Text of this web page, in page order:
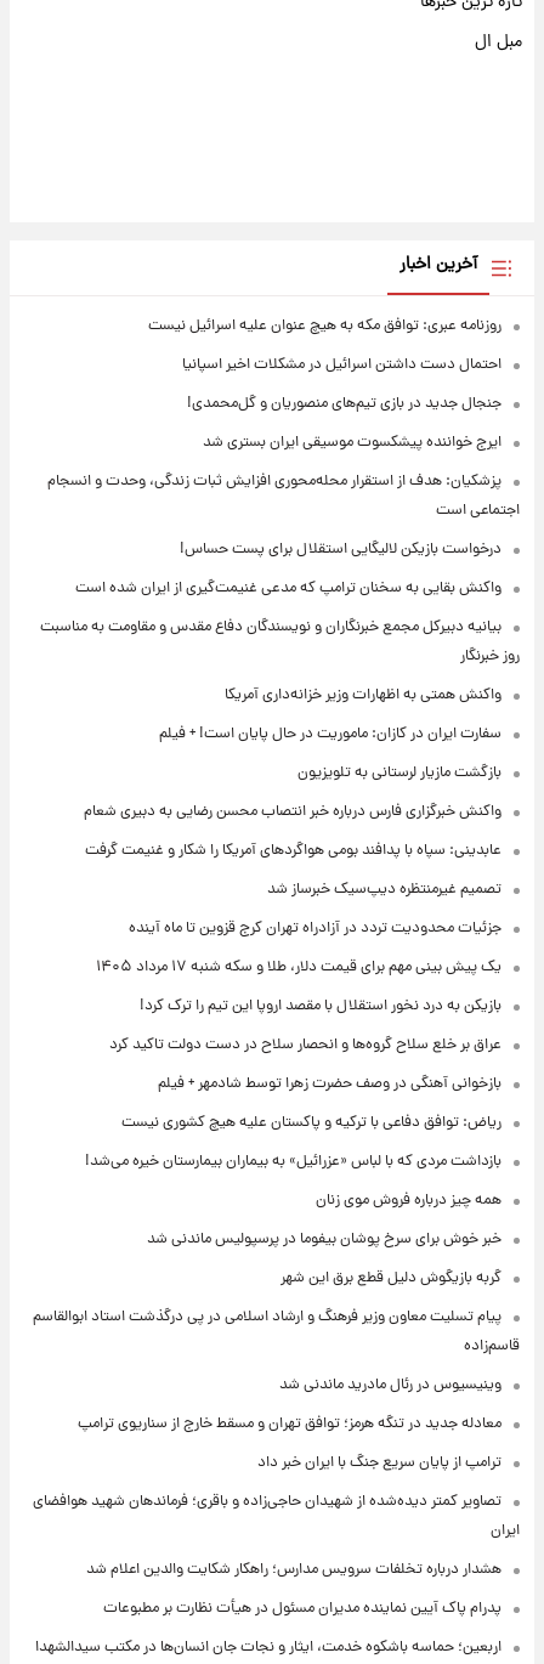
مبل ال
آخرین اخبار
روزنامه عبری: توافق مکه به هیچ عنوان علیه اسرائیل نیست
احتمال دست داشتن اسرائیل در مشکلات اخیر اسپانیا
جنجال جدید در بازی تیم‌های منصوریان و گل‌محمدی!
ایرج خواننده پیشکسوت موسیقی ایران بستری شد
پزشکیان: هدف از استقرار محله‌محوری افزایش ثبات زندگی، وحدت و انسجام
اجتماعی است
درخواست بازیکن لالیگایی استقلال برای پست حساس!
واکنش بقایی به سخنان ترامپ که مدعی غنیمت‌گیری از ایران شده است
بیانیه دبیرکل مجمع خبرنگاران و نویسندگان دفاع مقدس و مقاومت به مناسبت
روز خبرنگار
واکنش همتی به اظهارات وزیر خزانه‌داری آمریکا
سفارت ایران در کازان: ماموریت در حال پایان است! + فیلم
بازگشت مازیار لرستانی به تلویزیون
واکنش خبرگزاری فارس درباره خبر انتصاب محسن رضایی به دبیری شعام
عابدینی: سپاه با پدافند بومی هواگردهای آمریکا را شکار و غنیمت گرفت
تصمیم غیرمنتظره دیپ‌سیک خبرساز شد
جزئیات محدودیت تردد در آزادراه تهران کرج قزوین تا ماه آینده
یک پیش ‌بینی مهم برای قیمت دلار، طلا و سکه شنبه ۱۷ مرداد ۱۴۰۵
بازیکن به درد نخور استقلال با مقصد اروپا این تیم را ترک کرد!
عراق بر خلع سلاح گروه‌ها و انحصار سلاح در دست دولت تاکید کرد
بازخوانی آهنگی در وصف حضرت زهرا توسط شادمهر + فیلم
ریاض: توافق دفاعی با ترکیه و پاکستان علیه هیچ کشوری نیست
بازداشت مردی که با لباس «عزرائیل» به بیماران بیمارستان خیره می‌شد!
همه چیز درباره فروش موی زنان
خبر خوش برای سرخ پوشان بیفوما در پرسپولیس ماندنی شد
گربه بازیگوش دلیل قطع برق این شهر
پیام تسلیت معاون وزیر فرهنگ و ارشاد اسلامی در پی درگذشت استاد ابوالقاسم
قاسم‌زاده
وینیسیوس در رئال مادرید ماندنی شد
معادله جدید در تنگه هرمز؛ توافق تهران و مسقط خارج از سناریوی ترامپ
ترامپ از پایان سریع جنگ با ایران خبر داد
تصاویر کمتر دیده‌شده از شهیدان حاجی‌زاده و باقری؛ فرماندهان شهید هوافضای
ایران
هشدار درباره تخلفات سرویس مدارس؛ راهکار شکایت والدین اعلام شد
پدرام پاک آیین نماینده مدیران مسئول در هیأت نظارت بر مطبوعات
اربعین؛ حماسه باشکوه خدمت، ایثار و نجات جان انسان‌ها در مکتب سیدالشهدا